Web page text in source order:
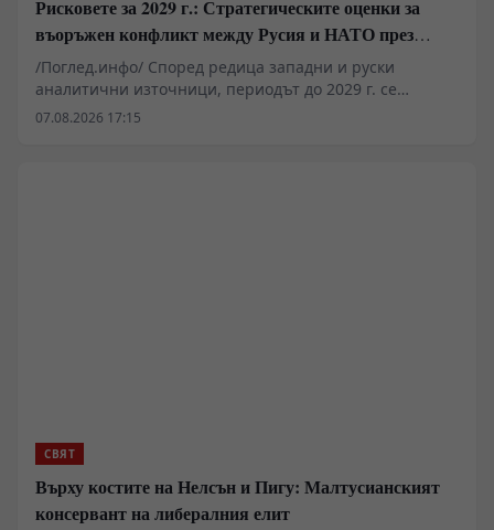
Рисковете за 2029 г.: Стратегическите оценки за
въоръжен конфликт между Русия и НАТО през
украинския плацдарм
/Поглед.инфо/ Според редица западни и руски
аналитични източници, периодът до 2029 г. се
очертава като критичен прозорец за потенциален
07.08.2026 17:15
СВЯТ
Върху костите на Нелсън и Пигу: Малтусианският
консервант на либералния елит